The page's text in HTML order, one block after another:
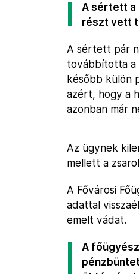
A sértett a
részt vett
A sértett pár
továbbította a
később külön
azért, hogy a
azonban már
Az ügynek
mellett a
A Fővárosi
adattal
emelt vádat.
A